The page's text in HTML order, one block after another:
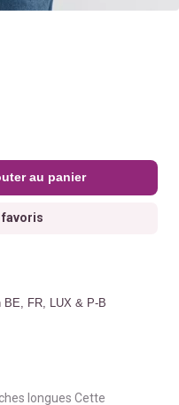
au panier
favoris
BE, FR, LUX & P-B
longues Cette